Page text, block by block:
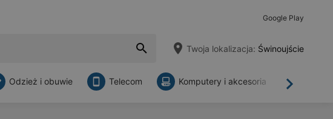
Google Play
Twoja lokalizacja: Świnoujście
Dalej
Odzież i obuwie Telecom Komputery i akcesoria